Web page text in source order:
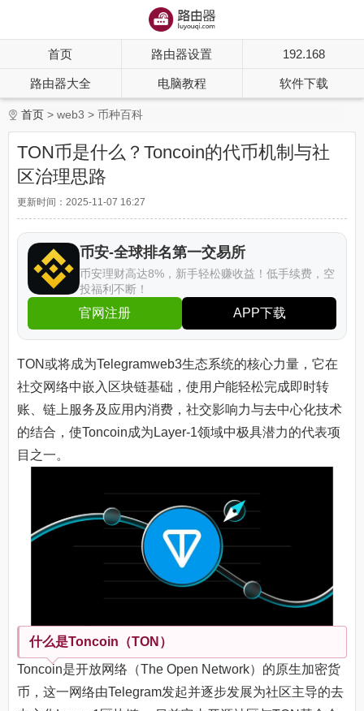
首页 路由器设置 192.168
路由器大全 电脑教程 软件下载
首页 web3 币种百科
TON币是什么？Toncoin的代币机制与社
区治理思路
更新时间：2025-11-07 16:27
币安-全球排名第一交易所
币安理财高达8%，新手轻松赚收益！低手续费，空
投福利不断！
官网注册 APP下载
TON或将成为Telegramweb3生态系统的核心力量，它在
社交网络中嵌入区块链基础，使用户能轻松完成即时转
账、链上服务及应用内消费，社交影响力与去中心化技术
的结合，使Toncoin成为Layer-1领域中极具潜力的代表项
目之一。
什么是Toncoin（TON）
Toncoin是开放网络（The Open Network）的原生加密货
币，这一网络由Telegram发起并逐步发展为社区主导的去